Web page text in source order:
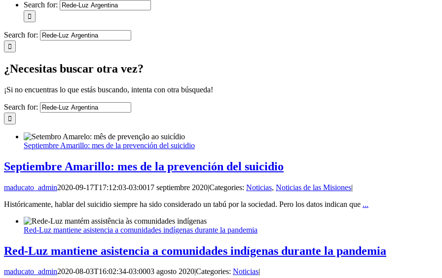
Search for:
Search for:
¿Necesitas buscar otra vez?
¡Si no encuentras lo que estás buscando, intenta con otra búsqueda!
Search for:
Septiembre Amarillo: mes de la prevención del suicidio
Septiembre Amarillo: mes de la prevención del suicidio
maducato_admin2020-09-17T17:12:03-03:0017 septiembre 2020|Categories: Noticias, Noticias de las Misiones|
Históricamente, hablar del suicidio siempre ha sido considerado un tabú por la sociedad. Pero los datos indican que ...
Red-Luz mantiene asistencia a comunidades indígenas durante la pandemia
Red-Luz mantiene asistencia a comunidades indígenas durante la pandemia
maducato_admin2020-08-03T16:02:34-03:0003 agosto 2020|Categories: Noticias|